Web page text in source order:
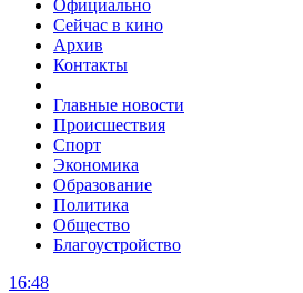
Официально
Сейчас в кино
Архив
Контакты
Главные новости
Происшествия
Спорт
Экономика
Образование
Политика
Общество
Благоустройство
16:48